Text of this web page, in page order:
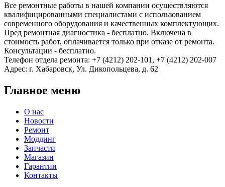
Все ремонтные работы в нашей компании осуществляются
квалифицированными специалистами с использованием
современного оборудования и качественных комплектующих.
Пред ремонтная диагностика - бесплатно. Включена в
стоимость работ, оплачивается только при отказе от ремонта.
Консультации - бесплатно.
Телефон отдела ремонта: +7 (4212) 202-101, +7 (4212) 202-007
Адрес: г. Хабаровск, Ул. Дикопольцева, д. 62
Главное меню
О нас
Новости
Ремонт
Моддинг
Запчасти
Магазин
Гарантии
Контакты